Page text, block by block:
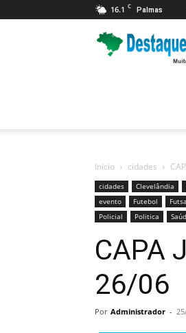
16.1 C Palmas
Início cidades
cidades Clevelândia
evento
Futebol
Policial
Politica
CAPA
26/06
Por Administrador -